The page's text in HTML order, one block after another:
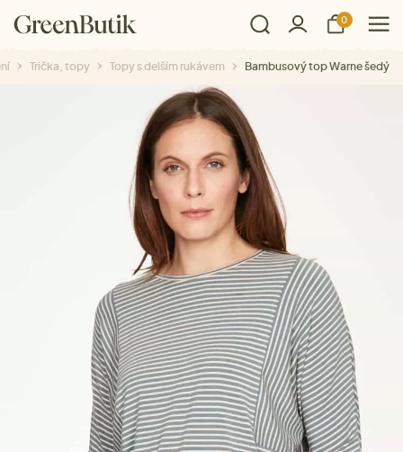
0
Trička, topy Topy s delším rukávem Bambusový top Warne šedý